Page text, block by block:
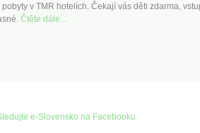
v TMR hotelích. Čekají vás děti zdarma,
Čtěte dále…
e-Slovensko na Facebooku